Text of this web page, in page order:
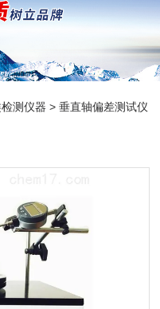
测仪器 >垂直轴偏差测试仪